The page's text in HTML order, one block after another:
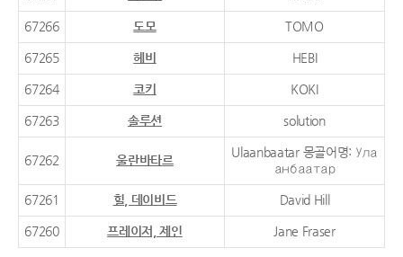
67266 도모 TOMO
67265 헤비 HEBI
67264 코키 KOKI
67263 솔루션 solution
67262 울란바타르
Ulaanbaatar 몽골어명: Ула
анбаатар
67261 힐, 데이비드 David Hill
67260 프레이저, 제인 Jane Fraser